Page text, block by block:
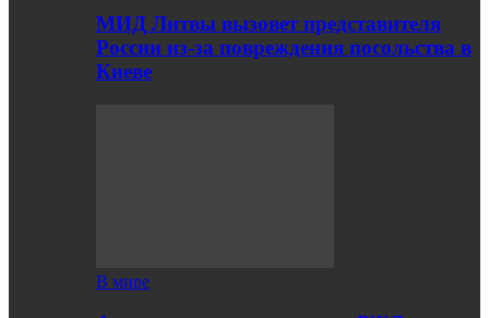
МИД Литвы вызовет представителя
России из-за повреждения посольства в
Киеве
В мире